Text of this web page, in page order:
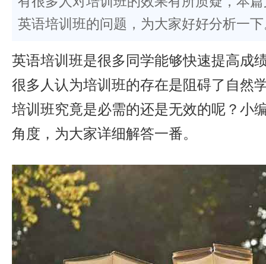
英语培训班的问题，为大家好好分析一
英语培训班是很多同学能够快速提高成
很多人认为培训班的存在是阻碍了自然
培训班究竟是必需的还是无效的呢？小
角度，为大家详细解答一番。